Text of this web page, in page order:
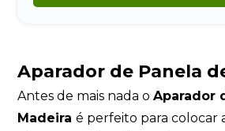
Aparador de Panela
Antes de mais nada oAparador
Madeiraé perfeito para colocar